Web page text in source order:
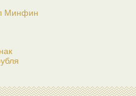
Минфин